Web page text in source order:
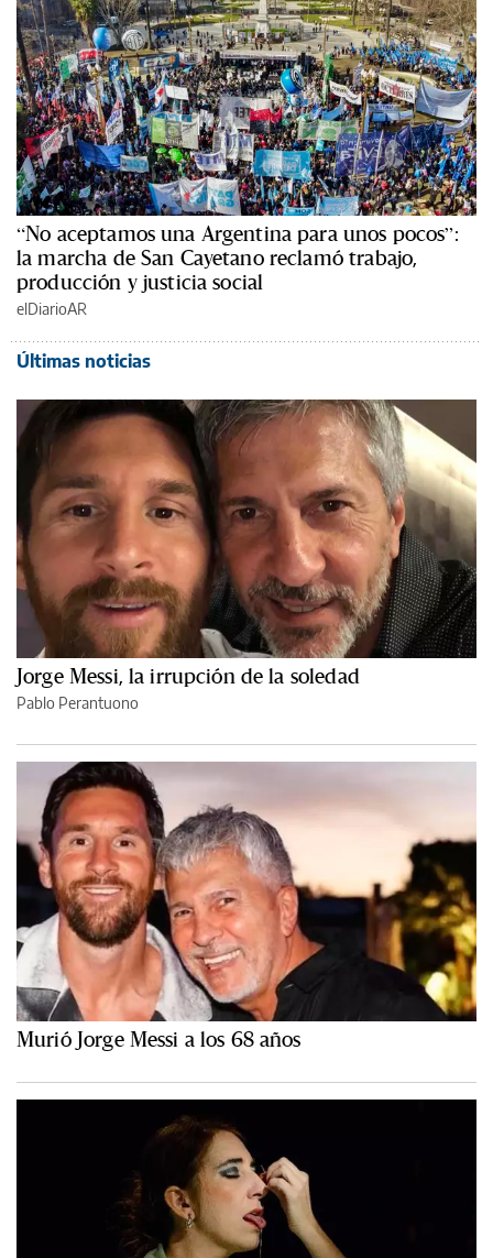
“No aceptamos una Argentina para unos pocos”:
la marcha de San Cayetano reclamó trabajo,
producción y justicia social
elDiarioAR
Últimas noticias
Jorge Messi, la irrupción de la soledad
Pablo Perantuono
Murió Jorge Messi a los 68 años